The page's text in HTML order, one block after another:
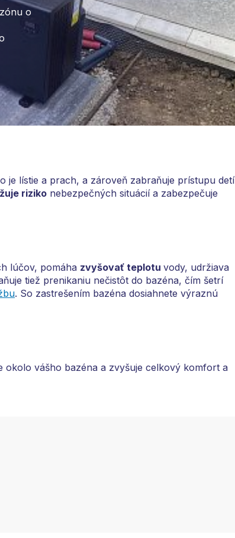
o
je lístie a prach, a zároveň zabraňuje prístupu detí
riziko nebezpečných situácií a zabezpečuje
lúčov, pomáha zvyšovať teplotu vody, udržiava
tiež prenikaniu nečistôt do bazéna, čím šetrí
. So zastrešením bazéna dosiahnete výraznú
okolo vášho bazéna a zvyšuje celkový komfort a